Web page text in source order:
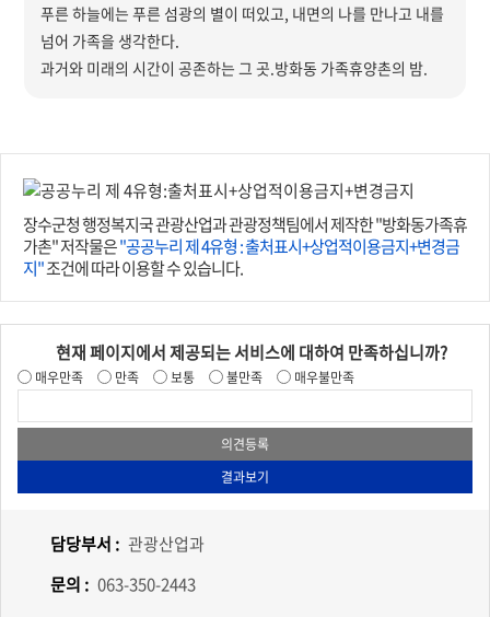
푸른 하늘에는 푸른 섬광의 별이 떠있고, 내면의 나를 만나고 내를
넘어 가족을 생각한다.
과거와 미래의 시간이 공존하는 그 곳.방화동 가족휴양촌의 밤.
장수군청 행정복지국 관광산업과 관광정책팀에서 제작한 "방화동가족휴
가촌" 저작물은"공공누리 제 4유형 : 출처표시+상업적이용금지+변경금
지"조건에 따라 이용할 수 있습니다.
현재 페이지에서 제공되는 서비스에 대하여 만족하십니까?
매우만족 만족 보통 불만족 매우불만족
담당부서 : 관광산업과
문의 : 063-350-2443